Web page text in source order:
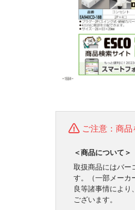
ご注意：商品
＜商品について＞
取扱商品にはバー
す。（一部メーカ
良等諸事情により
ございます。